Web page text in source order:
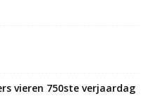
vieren 750ste verjaardag